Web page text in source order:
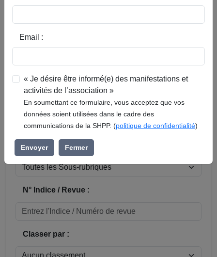
Réinitialiser
Sous-rubrique / Commune :
N° Indice / Revue :
Classer par :
Email :
« Je désire être informé(e) des manifestations et
activités de l’association »
En soumettant ce formulaire, vous acceptez que vos
données soient utilisées dans le cadre des
communications de la SHPP. (politique de confidentialité)
Envoyer Fermer